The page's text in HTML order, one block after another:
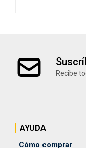
Recibe
AYUDA
Cómo comprar